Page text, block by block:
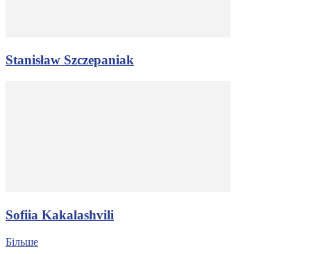
Stanisław Szczepaniak
Sofiia Kakalashvili
Більше